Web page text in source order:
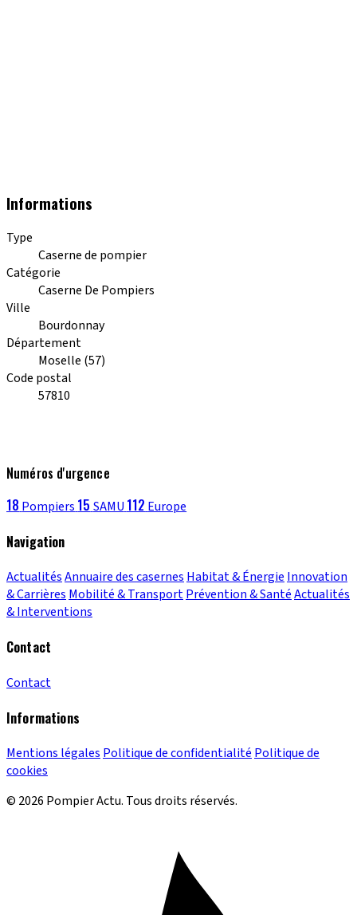
Informations
Type
Caserne de pompier
Catégorie
Caserne De Pompiers
Ville
Bourdonnay
Département
Moselle (57)
Code postal
57810
Numéros d'urgence
18 Pompiers 15 SAMU 112 Europe
Navigation
ActualitésAnnuaire des casernes Habitat & Énergie Innovation
& Carrières Mobilité & TransportPrévention & SantéActualités
& Interventions
Contact
Contact
Informations
Mentions légales Politique de confidentialité Politique de
cookies
© 2026 Pompier Actu. Tous droits réservés.